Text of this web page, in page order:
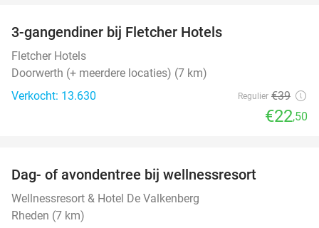
3-gangendiner bij Fletcher Hotels
Fletcher Hotels
Doorwerth (+ meerdere locaties) (7 km)
Verkocht: 13.630
Regulier €39
€22,50
Dag- of avondentree bij wellnessresort
Wellnessresort & Hotel De Valkenberg
Rheden (7 km)